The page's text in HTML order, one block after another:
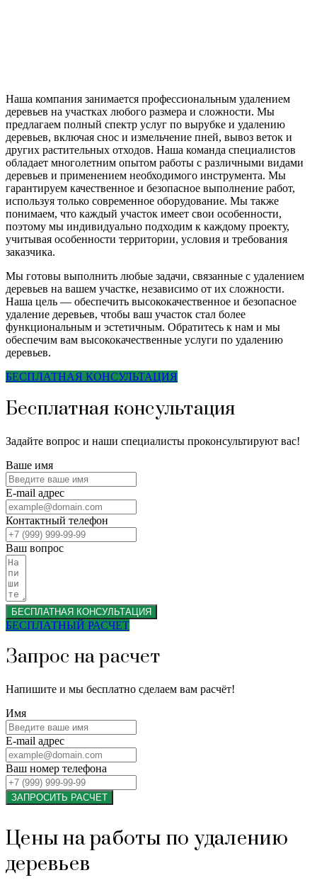
Наша компания занимается профессиональным удалением
деревьев на участках любого размера и сложности. Мы
предлагаем полный спектр услуг по вырубке и удалению
деревьев, включая снос и измельчение пней, вывоз веток и
других растительных отходов. Наша команда специалистов
обладает многолетним опытом работы с различными видами
деревьев и применением необходимого инструмента. Мы
гарантируем качественное и безопасное выполнение работ,
используя только современное оборудование. Мы также
понимаем, что каждый участок имеет свои особенности,
поэтому мы индивидуально подходим к каждому проекту,
учитывая особенности территории, условия и требования
заказчика.
Мы готовы выполнить любые задачи, связанные с удалением
деревьев на вашем участке, независимо от их сложности.
Наша цель — обеспечить высококачественное и безопасное
удаление деревьев, чтобы ваш участок стал более
функциональным и эстетичным. Обратитесь к нам и мы
обеспечим вам высококачественные услуги по удалению
деревьев.
БЕСПЛАТНАЯ КОНСУЛЬТАЦИЯ
Бесплатная консультация
Задайте вопрос и наши специалисты проконсультируют вас!
Ваше имя
E-mail адрес
Контактный телефон
Ваш вопрос
БЕСПЛАТНАЯ КОНСУЛЬТАЦИЯ
БЕСПЛАТНЫЙ РАСЧЕТ
Запрос на расчет
Напишите и мы бесплатно сделаем вам расчёт!
Имя
E-mail адрес
Ваш номер телефона
ЗАПРОСИТЬ РАСЧЕТ
Цены на работы по удалению
деревьев